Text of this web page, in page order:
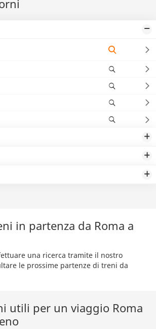
in partenza da Roma a
una ricerca tramite il nostro
le prossime partenze di treni da
utili per un viaggio Roma